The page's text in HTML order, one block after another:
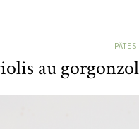
PÂTES
au